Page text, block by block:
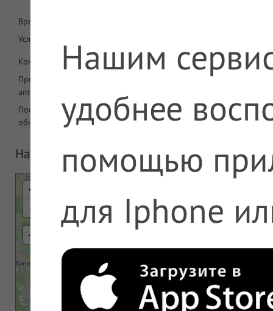
Время работы
Услуги
Комментарий
Предложений в
аптеке
Последнее
обновление
06.08.2026 05:08
На карте
+
-
⇢
Нашим
удобнее
помощью
для Iphone